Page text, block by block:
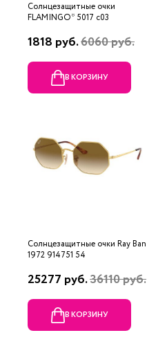
Солнцезащитные очки
FLAMINGO* 5017 с03
1818 руб.6060 руб.
В КОРЗИНУ
Солнцезащитные очки Ray Ban
1972 914751 54
25277 руб.36110 руб.
В КОРЗИНУ